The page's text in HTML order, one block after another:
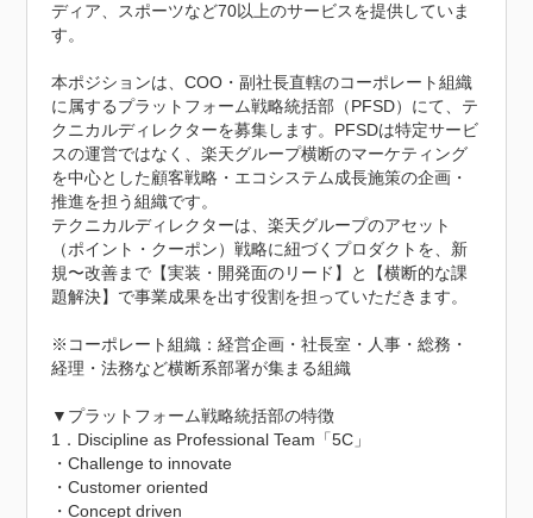
ディア、スポーツなど70以上のサービスを提供していま
す。
本ポジションは、COO・副社長直轄のコーポレート組織
に属するプラットフォーム戦略統括部（PFSD）にて、テ
クニカルディレクターを募集します。PFSDは特定サービ
スの運営ではなく、楽天グループ横断のマーケティング
を中心とした顧客戦略・エコシステム成長施策の企画・
推進を担う組織です。
テクニカルディレクターは、楽天グループのアセット
（ポイント・クーポン）戦略に紐づくプロダクトを、新
規〜改善まで【実装・開発面のリード】と【横断的な課
題解決】で事業成果を出す役割を担っていただきます。
※コーポレート組織：経営企画・社長室・人事・総務・
経理・法務など横断系部署が集まる組織
▼プラットフォーム戦略統括部の特徴
1．Discipline as Professional Team「5C」
・Challenge to innovate
・Customer oriented
・Concept driven